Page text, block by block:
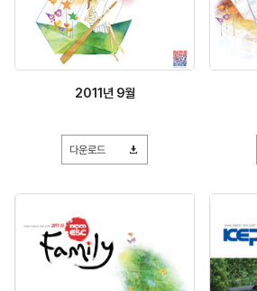
2011년 9월
다운로드